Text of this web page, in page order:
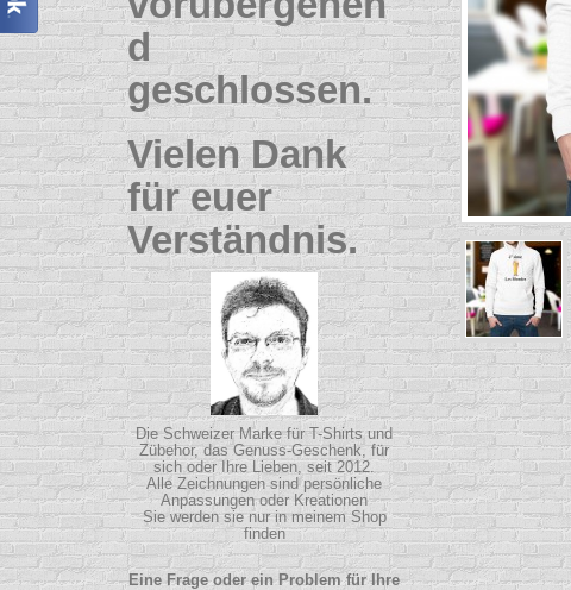
d
geschlossen.
Vielen Dank
für euer
Verständnis.
Die Schweizer Marke für T-Shirts und
Zübehor, das Genuss-Geschenk, für
sich oder Ihre Lieben, seit 2012.
Alle Zeichnungen sind persönliche
Anpassungen oder Kreationen
Sie werden sie nur in meinem Shop
finden
Eine Frage oder ein Problem für Ihre